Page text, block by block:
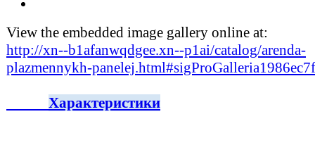
View the embedded image gallery online at:
http://xn--b1afanwqdgee.xn--p1ai/catalog/arenda-
plazmennykh-
Характеристики